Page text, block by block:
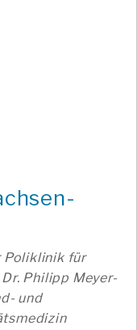
Poliklinik für
Philipp Meyer-
und